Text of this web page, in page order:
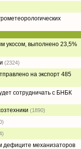
укосом, выполнено 23,5%
(2324)
на экспорт 485
сотрудничать с БНБК
(1890)
дефиците механизаторов